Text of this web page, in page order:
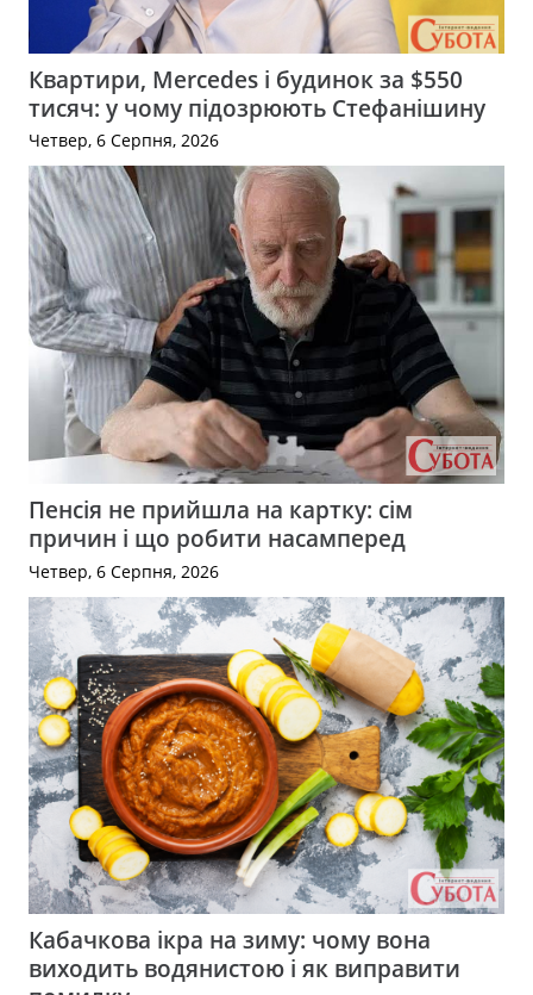
Квартири, Mercedes і будинок за $550
тисяч: у чому підозрюють Стефанішину
Четвер, 6 Серпня, 2026
Пенсія не прийшла на картку: сім
причин і що робити насамперед
Четвер, 6 Серпня, 2026
Кабачкова ікра на зиму: чому вона
виходить водянистою і як виправити